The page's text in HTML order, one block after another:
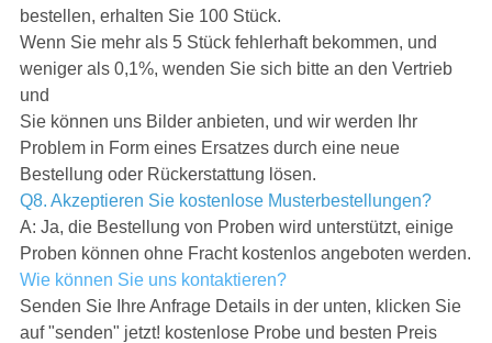
bestellen, erhalten Sie 100 Stück.
Wenn Sie mehr als 5 Stück fehlerhaft bekommen, und
weniger als 0,1%, wenden Sie sich bitte an den Vertrieb
und
Sie können uns Bilder anbieten, und wir werden Ihr
Problem in Form eines Ersatzes durch eine neue
Bestellung oder Rückerstattung lösen.
Q8. Akzeptieren Sie kostenlose Musterbestellungen?
A: Ja, die Bestellung von Proben wird unterstützt, einige
Proben können ohne Fracht kostenlos angeboten werden.
Wie können Sie uns kontaktieren?
Senden Sie Ihre Anfrage Details in der unten, klicken Sie
auf "senden" jetzt! kostenlose Probe und besten Preis